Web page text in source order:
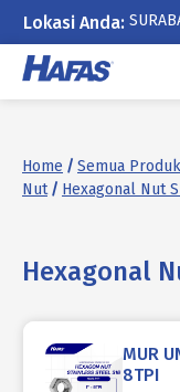
Lokasi Anda:
Skip
content
Home / Semua Produk
Nut/ Hexagonal Nut
Hexagonal
MUR
8TPI